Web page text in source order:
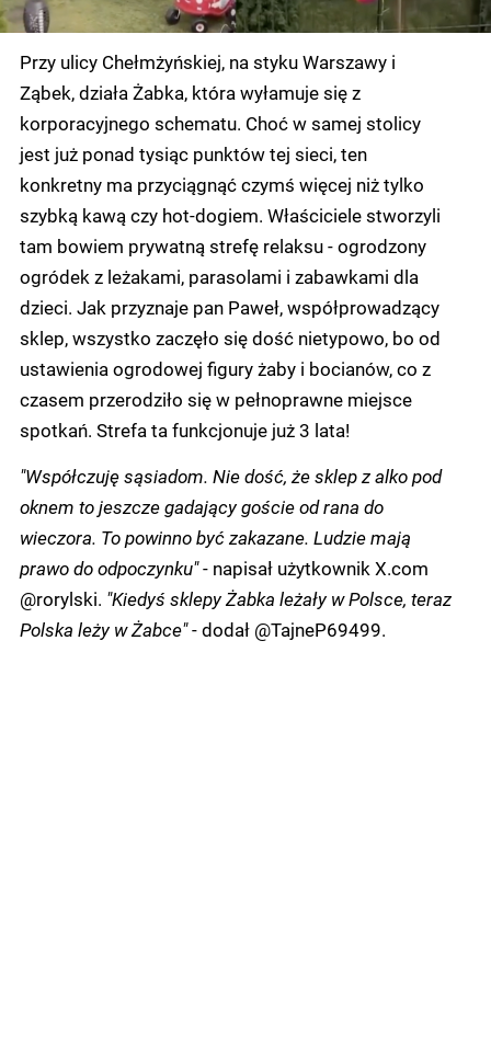
Przy ulicy Chełmżyńskiej, na styku Warszawy i
Ząbek, działa Żabka, która wyłamuje się z
korporacyjnego schematu. Choć w samej stolicy
jest już ponad tysiąc punktów tej sieci, ten
konkretny ma przyciągnąć czymś więcej niż tylko
szybką kawą czy hot-dogiem. Właściciele stworzyli
tam bowiem prywatną strefę relaksu - ogrodzony
ogródek z leżakami, parasolami i zabawkami dla
dzieci. Jak przyznaje pan Paweł, współprowadzący
sklep, wszystko zaczęło się dość nietypowo, bo od
ustawienia ogrodowej figury żaby i bocianów, co z
czasem przerodziło się w pełnoprawne miejsce
spotkań. Strefa ta funkcjonuje już 3 lata!
"Współczuję sąsiadom. Nie dość, że sklep z alko pod
oknem to jeszcze gadający goście od rana do
wieczora. To powinno być zakazane. Ludzie mają
prawo do odpoczynku"- napisał użytkownik X.com
@rorylski. "Kiedyś sklepy Żabka leżały w Polsce, teraz
Polska leży w Żabce"- dodał @TajneP69499.